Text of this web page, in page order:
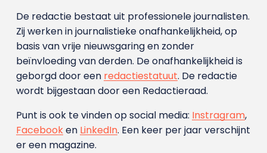
De redactie bestaat uit professionele journalisten.
Zij werken in journalistieke onafhankelijkheid, op
basis van vrije nieuwsgaring en zonder
beïnvloeding van derden. De onafhankelijkheid is
geborgd door een redactiestatuut. De redactie
wordt bijgestaan door een Redactieraad.
Punt is ook te vinden op social media: Instragram,
Facebooken LinkedIn. Een keer per jaar verschijnt
er een magazine.